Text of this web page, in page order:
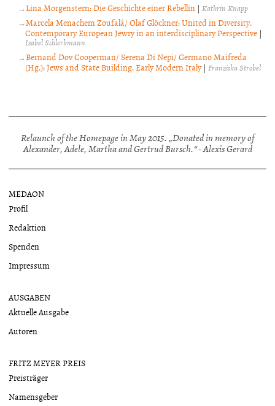
Lina Morgenstern: Die Geschichte einer Rebellin |Kathrin Knapp
Marcela Menachem Zoufalá/ Olaf Glöckner: United in Diversity.
Contemporary European Jewry in an interdisciplinary Perspective |
Isabel Schlerkmann
Bernand Dov Cooperman/ Serena Di Nepi/ Germano Maifreda
(Hg.): Jews and State Building. Early Modern Italy| Franziska Strobel
Relaunch of the Homepage in May 2015. „Donated in memory of
Alexander, Adele, Martha and Gertrud Bursch.“ - Alexis Gerard
MEDAON
Profil
Redaktion
Spenden
Impressum
AUSGABEN
Aktuelle Ausgabe
Autoren
FRITZ MEYER PREIS
Preisträger
Namensgeber